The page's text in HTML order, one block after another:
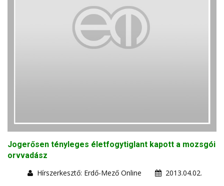
Jogerősen tényleges életfogytiglant kapott a mozsgói
orvvadász
Hírszerkesztő: Erdő-Mező Online
2013.04.02.